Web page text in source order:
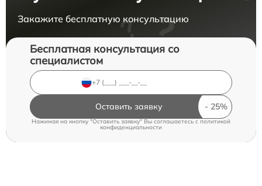
Закажите бесплатную консультацию
Бесплатная консультация со
специалистом
Оставить заявку
Нажимая на кнопку "Оставить заявку" Вы соглашаетесь cполитикой
конфиденциальности